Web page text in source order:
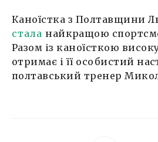
Каноїстка з Полтавщини
стала найкращою
Разом із каноїсткою
отримає і її особистий
полтавський тренер